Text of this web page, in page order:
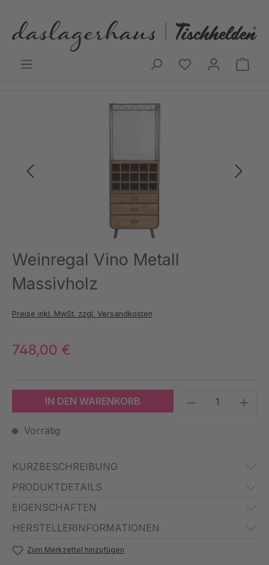
Bildergalerie überspringen
Weinregal Vino Metall
Massivholz
Preise inkl. MwSt. zzgl. Versandkosten
748,00 €
IN DEN WARENKORB Produkt
Vorrätig
KURZBESCHREIBUNG
PRODUKTDETAILS
EIGENSCHAFTEN
HERSTELLERINFORMATIONEN
Zum Merkzettel hinzufügen